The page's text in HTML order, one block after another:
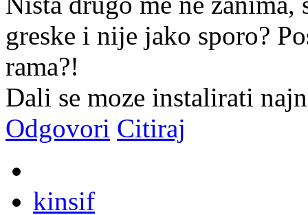
greske i nije jako sporo?
rama?!
Dali se moze instalirati
Odgovori Citiraj
kinsif